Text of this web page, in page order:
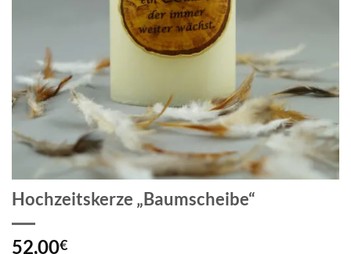
Hochzeitskerze „Baumscheibe“
52,00€